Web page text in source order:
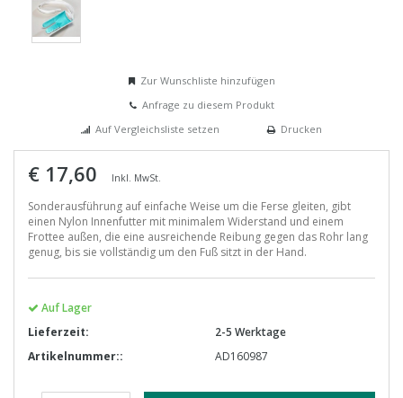
Zur Wunschliste hinzufügen
Anfrage zu diesem Produkt
Auf Vergleichsliste setzen
Drucken
€ 17,60 Inkl. MwSt.
Sonderausführung auf einfache Weise um die Ferse gleiten, gibt
einen Nylon Innenfutter mit minimalem Widerstand und einem
Frottee außen, die eine ausreichende Reibung gegen das Rohr lang
genug, bis sie vollständig um den Fuß sitzt in der Hand.
Auf Lager
Lieferzeit:
2-5 Werktage
Artikelnummer::
AD160987